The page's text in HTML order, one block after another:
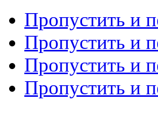
Пропустить и
Пропустить и
Пропустить и
Пропустить и